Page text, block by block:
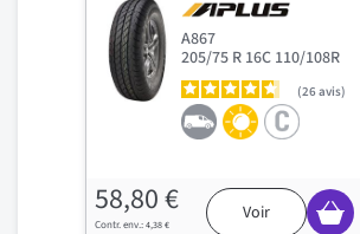
A867
205/75 R 16C 110/108R
26avis
58,80 €
4,38 €
Voir